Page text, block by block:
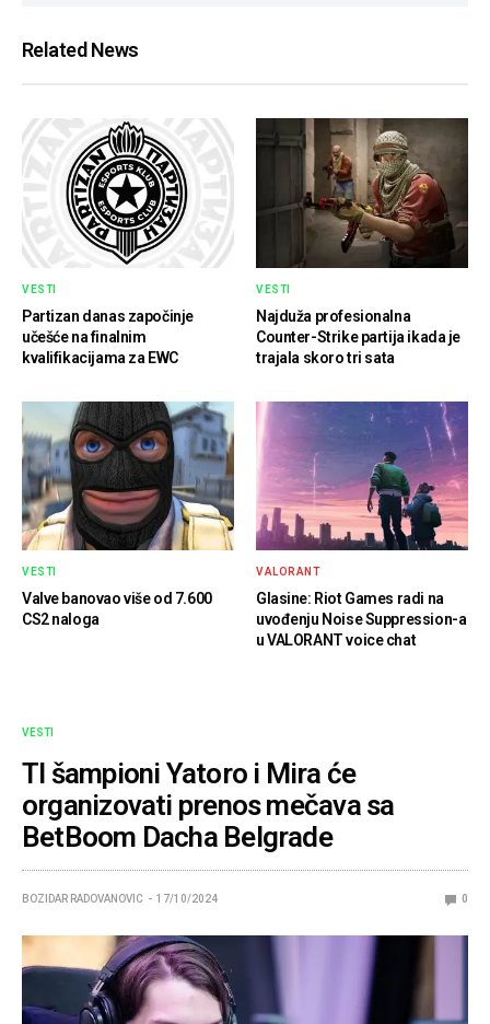
Related News
VESTI
Partizan danas započinje
učešće na finalnim
kvalifikacijama za EWC
VESTI
Najduža profesionalna
Counter-Strike partija ikada je
trajala skoro tri sata
VESTI
Valve banovao više od 7.600
CS2 naloga
VALORANT
Glasine: Riot Games radi na
uvođenju Noise Suppression-a
u VALORANT voice chat
VESTI
TI šampioni Yatoro i Mira će
organizovati prenos mečava sa
BetBoom Dacha Belgrade
BOZIDAR RADOVANOVIC 17/10/2024 0